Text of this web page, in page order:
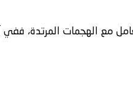
مع الهجمات المرتدة، ففي